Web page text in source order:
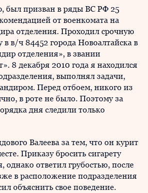
был призван в ряды ВС РФ 25
от военкомата на
отделения. Проходил срочную
в/ч 84452 города Новоалтайска в
отделения», в звании
8 декабря 2010 года я находился
выполнял задачи,
Перед отбоем, никого из
в роте не было. Поэтому за
дня следили только
Валеева за тем, что он курит
Приказу бросить сигарету
однако ответил грубостью, после
в расположение подразделения
объяснить свое поведение.